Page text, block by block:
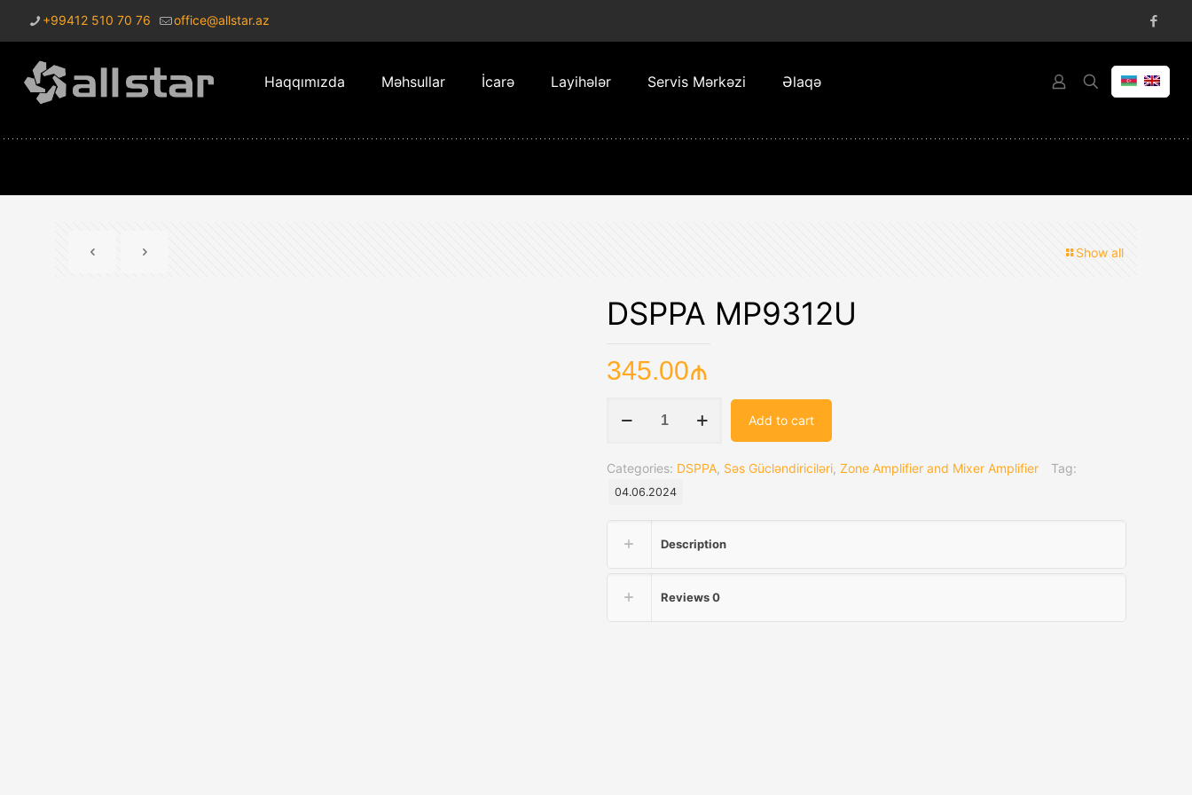
+99412 510 70 76 office@allstar.az
Haqqımızda Məhsullar İcarə Layihələr Servis Mərkəzi Əlaqə
Show all
DSPPA MP9312U
345.00₼
MP9312U
Add to cart
Categories: DSPPA, Səs Gücləndiriciləri, Zone Amplifier and Mixer Amplifier Tag:
04.06.2024
Description
Reviews0